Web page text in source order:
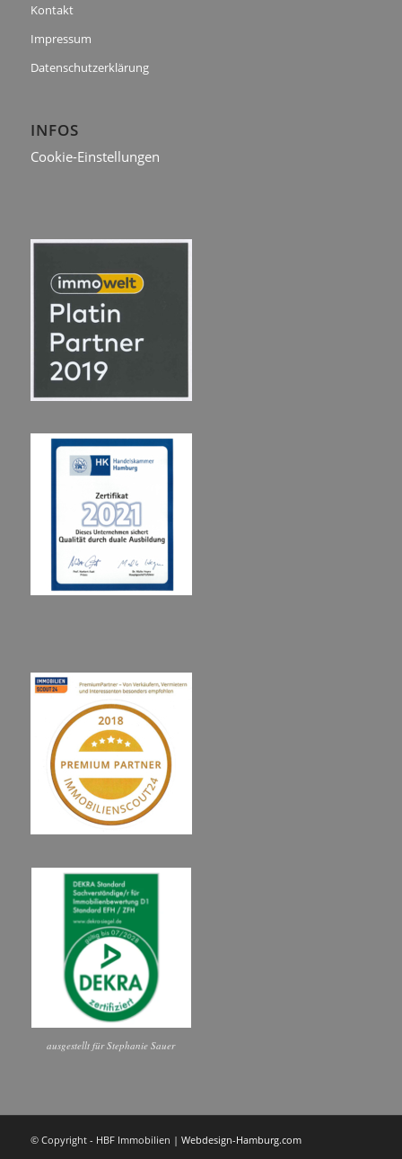
Kontakt
Impressum
Datenschutzerklärung
INFOS
Cookie-Einstellungen
ausgestellt für Stephanie Sauer
© Copyright - HBF Immobilien | Webdesign-Hamburg.com